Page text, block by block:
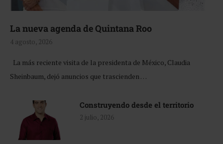
La nueva agenda de Quintana Roo
4 agosto, 2026
La más reciente visita de la presidenta de México, Claudia
Sheinbaum, dejó anuncios que trascienden …
Construyendo desde el territorio
2 julio, 2026